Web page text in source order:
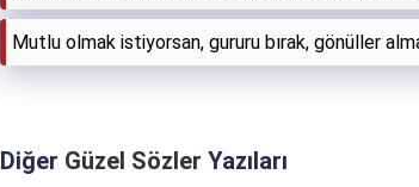
Mutlu olmak istiyorsan, gururu bırak, gönüller
Diğer Güzel Sözler Yazıları